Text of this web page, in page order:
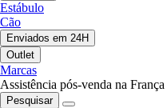
Estábulo
Cão
Enviados em 24H
Outlet
Marcas
Assistência pós-venda na França
Pesquisar